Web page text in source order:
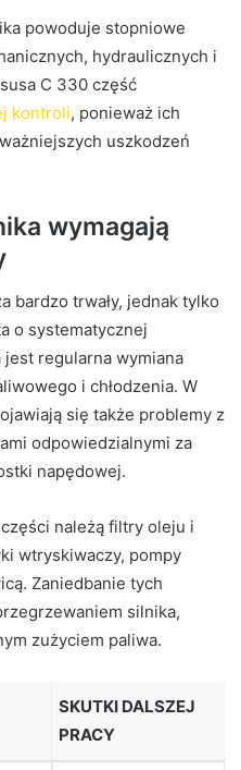
powoduje stopniowe
hydraulicznych i
C 330 część
kontroli, ponieważ ich
uszkodzeń
wymagają
bardzo trwały, jednak tylko
o systematycznej
regularna wymiana
i chłodzenia. W
się także problemy z
odpowiedzialnymi za
napędowej.
należą filtry oleju i
wtryskiwaczy, pompy
Zaniedbanie tych
silnika,
zużyciem paliwa.
SKUTKI DALSZEJ
PRACY